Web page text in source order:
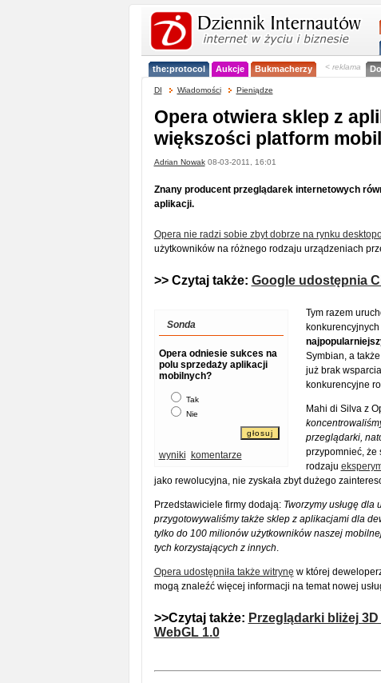
the:protocol Aukcje Bukmacherzy < reklama
DI Wiadomości Pieniądze
Opera otwiera sklep z
większości platform
Adrian Nowak08-03-2011, 16:01
Znany producent przeglądarek internetowych
aplikacji.
Opera nie radzi sobie zbyt dobrze na rynku
użytkowników na różnego rodzaju urządzeniach
>> Czytaj także: Google udostępnia
Sonda
Opera odniesie sukces na
polu sprzedaży aplikacji
mobilnych?
Tak
Nie
wyniki komentarze
Tym razem
Symbian, a
już brak
konkurencyjne
Mahi di Silva z
przeglądarki,
przypomnieć, że
rodzaju
jako rewolucyjna, nie zyskała zbyt dużego
Przedstawiciele firmy dodają: Tworzymy usługę dla
przygotowywaliśmy także sklep z aplikacjami dla
tylko do 100 milionów użytkowników naszej
tych korzystających z innych.
Opera udostępniła także witrynę w której
mogą znaleźć więcej informacji na temat nowej
>>Czytaj także: Przeglądarki bliżej
WebGL 1.0